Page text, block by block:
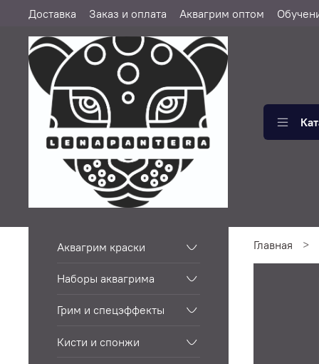
Доставка Заказ и оплата Аквагрим оптом
Главная
Аквагрим краски
Наборы аквагрима
Грим и спецэффекты
Кисти и спонжи